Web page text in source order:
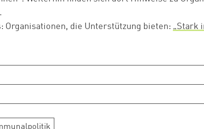
Organisationen, die Unterstützung bieten: „Stark
Warenkorb hinzugefügt: